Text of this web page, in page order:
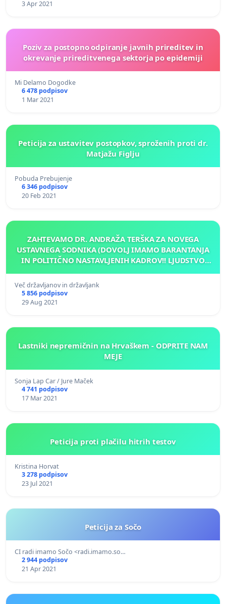
3 Apr 2021
Poziv za postopno odpiranje javnih prireditev in
okrevanje prireditvenega sektorja po epidemiji
Mi Delamo Dogodke
6 478 podpisov
1 Mar 2021
Peticija za ustavitev postopkov, sproženih proti dr.
Matjažu Figlju
Pobuda Prebujenje
6 346 podpisov
20 Feb 2021
ZAHTEVAMO DR. ANDRAŽA TERŠKA ZA NOVEGA
USTAVNEGA SODNIKA (DOVOLJ IMAMO BARANTANJA
IN POLITIČNO NASTAVLJENIH KADROV!! LJUDSTVO
Več državljanov in državljank
5 856 podpisov
29 Aug 2021
Lastniki nepremičnin na Hrvaškem - ODPRITE NAM
MEJE
Sonja Lap Car / Jure Maček
4 741 podpisov
17 Mar 2021
Peticija proti plačilu hitrih testov
Kristina Horvat
3 278 podpisov
23 Jul 2021
Peticija za Sočo
CI radi imamo Sočo <radi.imamo.so…
2 944 podpisov
21 Apr 2021